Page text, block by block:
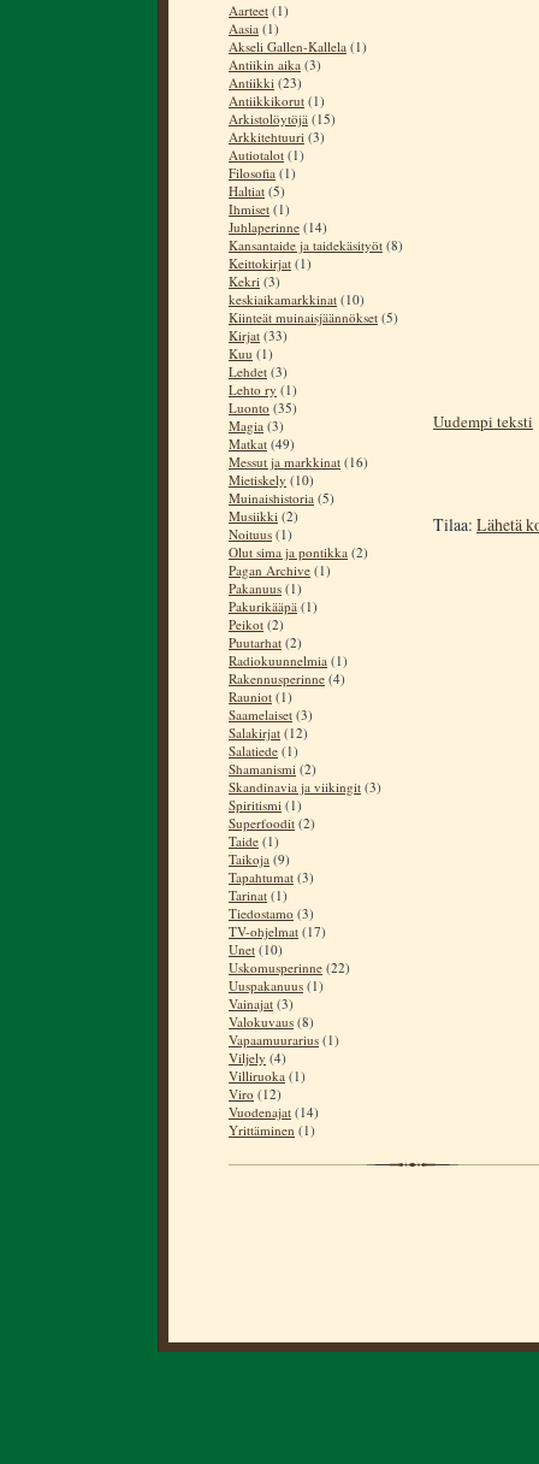
Aarteet (1)
Aasia (1)
Akseli Gallen-Kallela (1)
Antiikin aika (3)
Antiikki (23)
Antiikkikorut (1)
Arkistolöytöjä (15)
Arkkitehtuuri (3)
Autiotalot (1)
Filosofia (1)
Haltiat (5)
Ihmiset (1)
Juhlaperinne (14)
Kansantaide ja taidekäsityöt (8)
Keittokirjat (1)
Kekri (3)
keskiaikamarkkinat (10)
Kiinteät muinaisjäännökset (5)
Kirjat (33)
Kuu (1)
Lehdet (3)
Lehto ry (1)
Luonto (35)
Magia (3)
Matkat (49)
Messut ja markkinat (16)
Mietiskely (10)
Muinaishistoria (5)
Musiikki (2)
Noituus (1)
Olut sima ja pontikka (2)
Pagan Archive (1)
Pakanuus (1)
Pakurikääpä (1)
Peikot (2)
Puutarhat (2)
Radiokuunnelmia (1)
Rakennusperinne (4)
Rauniot (1)
Saamelaiset (3)
Salakirjat (12)
Salatiede (1)
Shamanismi (2)
Skandinavia ja viikingit (3)
Spiritismi (1)
Superfoodit (2)
Taide (1)
Taikoja (9)
Tapahtumat (3)
Tarinat (1)
Tiedostamo (3)
TV-ohjelmat (17)
Unet (10)
Uskomusperinne (22)
Uuspakanuus (1)
Vainajat (3)
Valokuvaus (8)
Vapaamuurarius (1)
Viljely (4)
Villiruoka (1)
Viro (12)
Vuodenajat (14)
Yrittäminen (1)
Uudempi teksti
Tilaa: Lähetä